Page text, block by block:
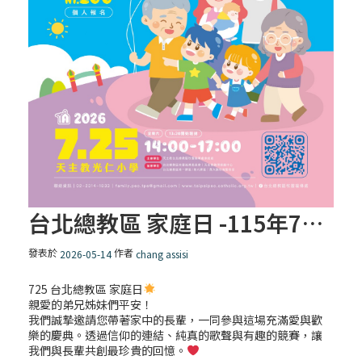
台北總教區 家庭日 -115年7月25日
發表於 2026-05-14作者chang assisi
725 台北總教區 家庭日
親愛的弟兄姊妹們平安！
我們誠摯邀請您帶著家中的長輩，一同參與這場充滿愛與歡
樂的慶典。透過信仰的連結、純真的歌聲與有趣的競賽，讓
我們與長輩共創最珍貴的回憶。